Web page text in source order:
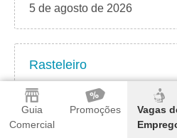
Guia
Comercial
Promoções
Vagas
5 de agosto de 2026
Rasteleiro
Serra/ ES
CLT Presencial
5 de agosto de 2026